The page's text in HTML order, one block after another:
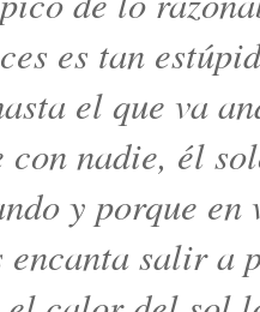
es tan
el que va
con nadie, él
y porque en
encanta salir a